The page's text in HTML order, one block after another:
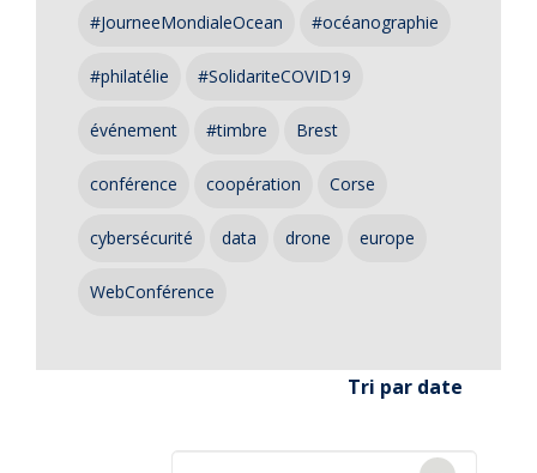
#JourneeMondialeOcean #océanographie
#philatélie #SolidariteCOVID19
événement #timbre Brest
conférence coopération Corse
cybersécurité data drone europe
WebConférence
Tri par date